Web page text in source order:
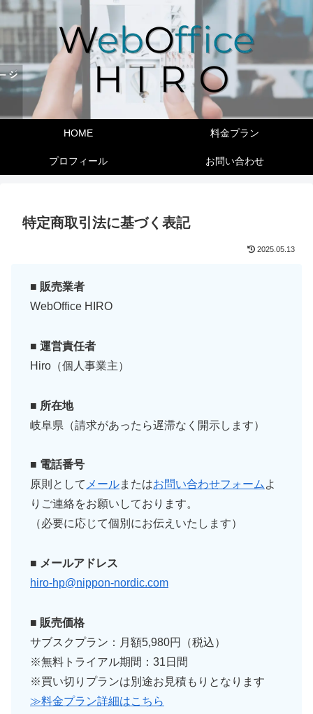
HOME 料金プラン
プロフィール お問い合わせ
特定商取引法に基づく表記
2025.05.13
■ 販売業者
WebOffice HIRO
■ 運営責任者
Hiro（個人事業主）
■ 所在地
岐阜県（請求があったら遅滞なく開示します）
■ 電話番号
原則として メールまたはお問い合わせフォーム よ
りご連絡をお願いしております。
（必要に応じて個別にお伝えいたします）
■ メールアドレス
hiro-hp@nippon-nordic.com
■ 販売価格
サブスクプラン：月額5,980円（税込）
※無料トライアル期間：31日間
※買い切りプランは別途お見積もりとなります
≫料金プラン詳細はこちら